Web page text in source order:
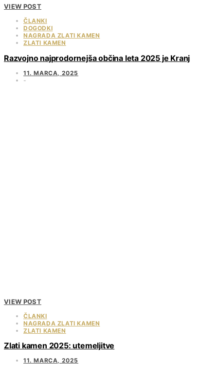
VIEW POST
ČLANKI
DOGODKI
NAGRADA ZLATI KAMEN
ZLATI KAMEN
Razvojno najprodornejša občina leta 2025 je Kranj
11. MARCA, 2025
VIEW POST
ČLANKI
NAGRADA ZLATI KAMEN
ZLATI KAMEN
Zlati kamen 2025: utemeljitve
11. MARCA, 2025